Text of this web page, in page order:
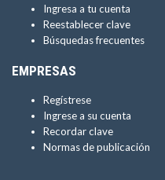
Ingresa a tu cuenta
Reestablecer clave
Búsquedas frecuentes
EMPRESAS
Regístrese
Ingrese a su cuenta
Recordar clave
Normas de publicación